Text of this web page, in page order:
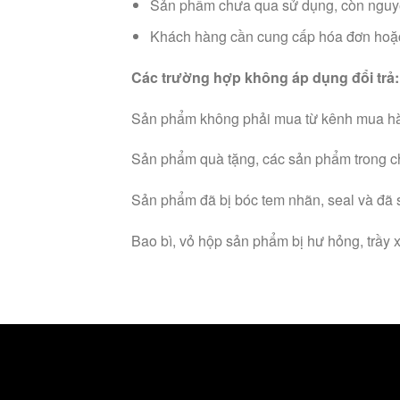
Sản phẩm chưa qua sử dụng, còn
Khách hàng cần cung cấp hóa đơn
Các trường hợp không áp dụng đổi trả:
Sản phẩm không phải mua từ kênh mua
Sản phẩm quà tặng, các sản phẩm trong
Sản phẩm đã bị bóc tem nhãn, seal và đã
Bao bì, vỏ hộp sản phẩm bị hư hỏng,